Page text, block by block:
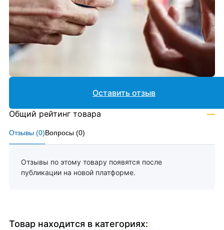
Отзывы (0)Вопросы (0)
Отзывы по этому товару появятся после
публикации на новой платформе.
Оставить отзыв
Общий рейтинг товара —
Товар находится в категориях: